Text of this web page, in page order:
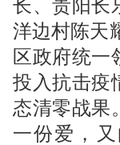
长、贵阳长
洋边村陈天
区政府统一
投入抗击疫
态清零战果
一份爱，